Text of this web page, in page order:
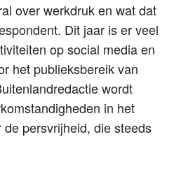
over werkdruk en wat dat
Dit jaar is er veel
op social media en
het publieksbereik van
wordt
in het
persvrijheid, die steeds